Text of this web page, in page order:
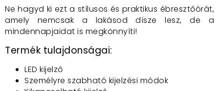
Ne hagyd ki ezt a stílusos és praktikus ébresztőórát,
amely nemcsak a lakásod dísze lesz, de a
mindennapjaidat is megkönnyíti!
Termék tulajdonságai:
LED kijelző
Személyre szabható kijelzési módok